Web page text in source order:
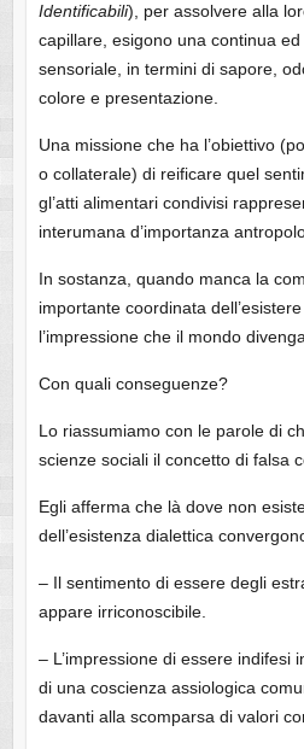
Identificabili), per assolvere alla
capillare, esigono una continua
sensoriale, in termini di sapore,
colore e presentazione.
Una missione che ha l’obiettivo
o collaterale) di reificare quel
gl’atti alimentari condivisi
interumana d’importanza
In sostanza, quando manca la
importante coordinata
l’impressione che il mondo
Con quali conseguenze?
Lo riassumiamo con le parole di
scienze sociali il concetto di falsa
Egli afferma che là dove non
dell’esistenza dialettica
– Il sentimento di essere degli
appare irriconoscibile.
– L’impressione di essere indifesi
di una coscienza assiologica
davanti alla scomparsa di valori